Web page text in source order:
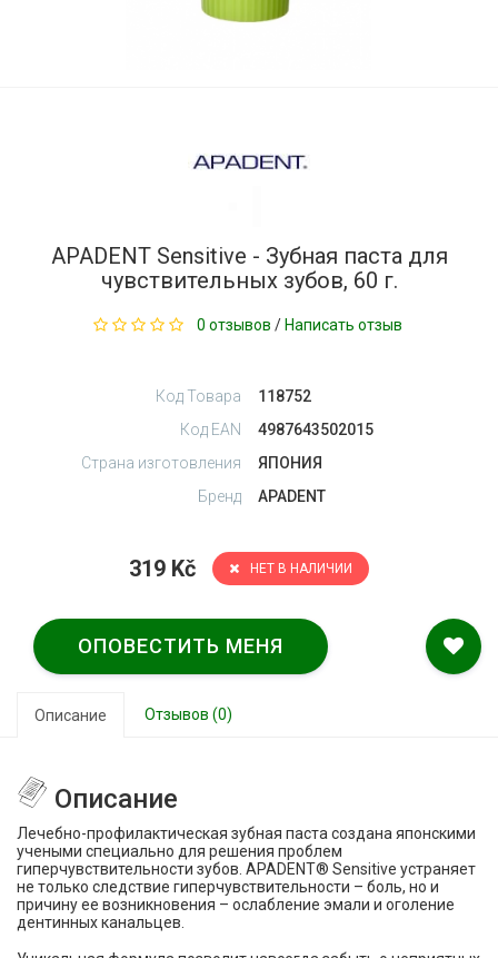
APADENT Sensitive - Зубная паста для
чувствительных зубов, 60 г.
0 отзывов / Написать отзыв
Код Товара
118752
Код EAN
4987643502015
Страна изготовления
ЯПОНИЯ
Бренд
APADENT
319 Kč НЕТ В НАЛИЧИИ
ОПОВЕСТИТЬ МЕНЯ
Описание Отзывов (0)
Описание
Лечебно-профилактическая зубная паста создана японскими
учеными специально для решения проблем
гиперчувствительности зубов. APADENT® Sensitive устраняет
не только следствие гиперчувствительности – боль, но и
причину ее возникновения – ослабление эмали и оголение
дентинных канальцев.